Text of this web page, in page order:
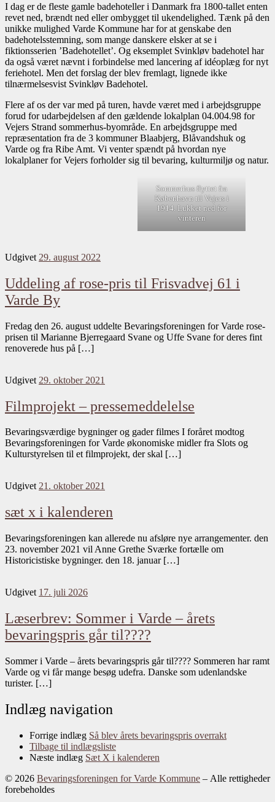
I dag er de fleste gamle badehoteller i Danmark fra 1800-tallet enten
revet ned, brændt ned eller ombygget til ukendelighed. Tænk på den
unikke mulighed Varde Kommune har for at genskabe den
badehotelsstemning, som mange danskere elsker at se i
fiktionsserien ’Badehotellet’. Og eksemplet Svinkløv badehotel har
da også været nævnt i forbindelse med lancering af idéoplæg for nyt
feriehotel. Men det forslag der blev fremlagt, lignede ikke
tilnærmelsesvist Svinkløv Badehotel.
Flere af os der var med på turen, havde været med i arbejdsgruppe
forud for udarbejdelsen af den gældende lokalplan 04.004.98 for
Vejers Strand sommerhus-byområde. En arbejdsgruppe med
repræsentation fra de 3 kommuner Blaabjerg, Blåvandshuk og
Varde og fra Ribe Amt. Vi venter spændt på hvordan nye
lokalplaner for Vejers forholder sig til bevaring, kulturmiljø og natur.
Sommerhus flyttet fra
København til Vejers i
1914. Lukket ned for
vinteren
Udgivet 29. august 2022
Uddeling af rose-pris til Frisvadvej 61 i
Varde By
Fredag den 26. august uddelte Bevaringsforeningen for Varde rose-
prisen til Marianne Bjerregaard Svane og Uffe Svane for deres fint
renoverede hus på […]
Udgivet 29. oktober 2021
Filmprojekt – pressemeddelelse
Bevaringsværdige bygninger og gader filmes I foråret modtog
Bevaringsforeningen for Varde økonomiske midler fra Slots og
Kulturstyrelsen til et filmprojekt, der skal […]
Udgivet21. oktober 2021
sæt x i kalenderen
Bevaringsforeningen kan allerede nu afsløre nye arrangementer. den
23. november 2021 vil Anne Grethe Sværke fortælle om
Historicistiske bygninger. den 18. januar […]
Udgivet 17. juli 2026
Læserbrev: Sommer i Varde – årets
bevaringspris går til????
Sommer i Varde – årets bevaringspris går til???? Sommeren har ramt
Varde og vi får mange besøg udefra. Danske som udenlandske
turister. […]
Indlæg navigation
Forrige indlæg Så blev årets bevaringspris overrakt
Tilbage til indlægsliste
Næste indlæg Sæt X i kalenderen
© 2026 Bevaringsforeningen for Varde Kommune – Alle rettigheder
forebeholdes